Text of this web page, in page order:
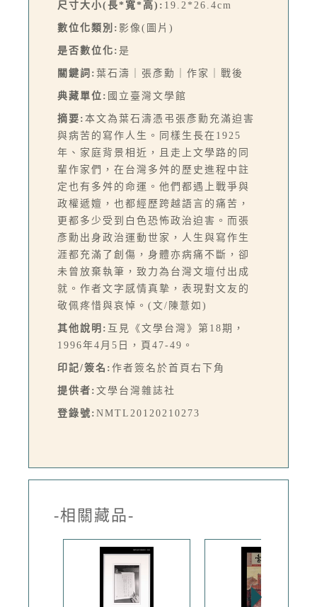
尺寸大小(長*寬*高): 19.2*26.4cm
數位化類別: 影像(圖片)
是否數位化: 是
關鍵詞: 葉石濤｜張彥勳｜作家｜戰後
典藏單位: 國立臺灣文學館
摘要: 本文為葉石濤憑弔張彥勳充滿迫害
與病苦的寫作人生。同樣生長在1925
年、家庭背景相近，且走上文學路的同
輩作家們，在台灣多舛的歷史進程中註
定也有多舛的命運。他們都遇上戰爭與
政權遞嬗，也都經歷跨越語言的痛苦，
更都多少受到白色恐怖政治迫害。而張
彥勳出身政治運動世家，人生與寫作生
涯都充滿了創傷，身體亦病痛不斷，卻
未曾放棄執筆，致力為台灣文壇付出成
就。作者文字感情真摯，表現對文友的
敬佩疼惜與哀悼。(文/陳薏如)
其他說明: 互見《文學台灣》第18期，
1996年4月5日，頁47-49。
印記/簽名: 作者簽名於首頁右下角
提供者: 文學台灣雜誌社
登錄號: NMTL20120210273
-相關藏品-